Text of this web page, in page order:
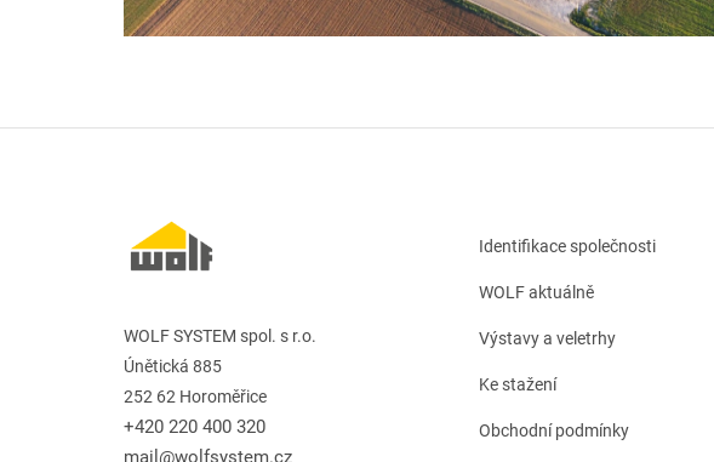
WOLF SYSTEM spol. s r.o.
Únětická 885
252 62 Horoměřice
+420 220 400 320
mail@wolfsystem.cz
Identifikace společnosti
WOLF aktuálně
Výstavy a veletrhy
Ke stažení
Obchodní podmínky